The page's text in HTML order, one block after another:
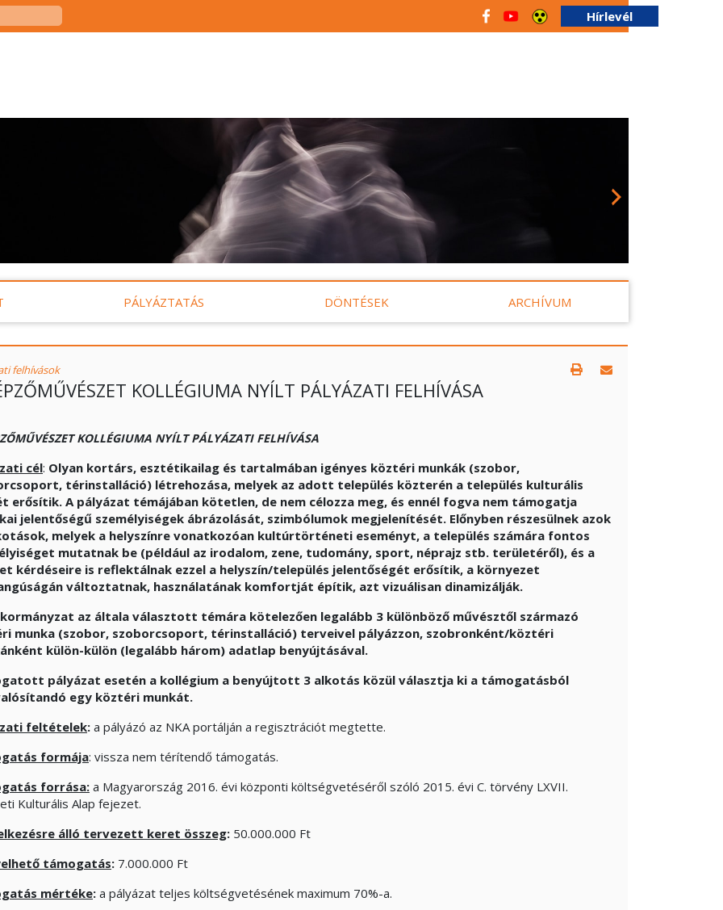
Hírlevél
PÁLYÁZTATÁS DÖNTÉSEK ARCHÍVUM
felhívások
KOLLÉGIUMA NYÍLT PÁLYÁZATI FELHÍVÁSA
KOLLÉGIUMA NYÍLT PÁLYÁZATI FELHÍVÁSA
cél: Olyan kortárs, esztétikailag és tartalmában igényes köztéri munkák (szobor,
térinstalláció) létrehozása, melyek az adott település közterén a település kulturális
erősítik. A pályázat témájában kötetlen, de nem célozza meg, és ennél fogva nem támogatja
jelentőségű személyiségek ábrázolását, szimbólumok megjelenítését. Előnyben részesülnek azok
melyek a helyszínre vonatkozóan kultúrtörténeti eseményt, a település számára fontos
mutatnak be (például az irodalom, zene, tudomány, sport, néprajz stb. területéről), és a
kérdéseire is reflektálnak ezzel a helyszín/település jelentőségét erősítik, a környezet
változtatnak, használatának komfortját építik, azt vizuálisan dinamizálják.
az általa választott témára kötelezően legalább 3 különböző művésztől származó
munka (szobor, szoborcsoport, térinstalláció) terveivel pályázzon, szobronként/köztéri
külön-külön (legalább három) adatlap benyújtásával.
pályázat esetén a kollégium a benyújtott 3 alkotás közül választja ki a támogatásból
egy köztéri munkát.
feltételek: a pályázó az NKA portálján a regisztrációt megtette.
formája: vissza nem térítendő támogatás.
forrása: a Magyarország 2016. évi központi költségvetéséről szóló 2015. évi C. törvény LXVII.
Kulturális Alap fejezet.
álló tervezett keret összeg: 50.000.000 Ft
támogatás: 7.000.000 Ft
mértéke: a pályázat teljes költségvetésének maximum 70%-a.